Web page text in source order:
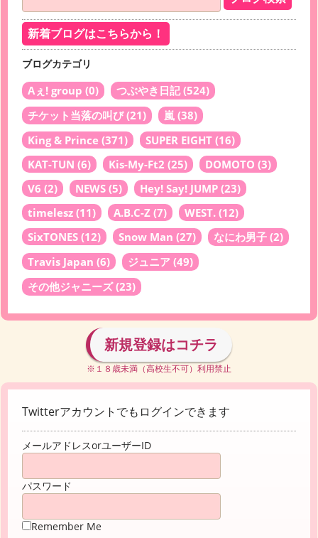
新着ブログはこちらから！
ブログカテゴリ
Aぇ! group (0) つぶやき日記(524)
チケット当落の叫び(21) 嵐 (38)
King & Prince (371) SUPER EIGHT (16)
KAT-TUN (6) Kis-My-Ft2 (25) DOMOTO (3)
V6 (2) NEWS (5) Hey! Say! JUMP (23)
timelesz (11) A.B.C-Z (7) WEST. (12)
SixTONES (12) Snow Man (27) なにわ男子 (2)
Travis Japan (6) ジュニア (49)
その他ジャニーズ(23)
新規登録はコチラ
※１８歳未満（高校生不可）利用禁止
Twitterアカウントでもログインできます
メールアドレスorユーザーID
パスワード
Remember Me